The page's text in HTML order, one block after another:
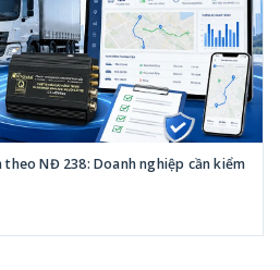
NĐ 238: Doanh nghiệp cần kiểm